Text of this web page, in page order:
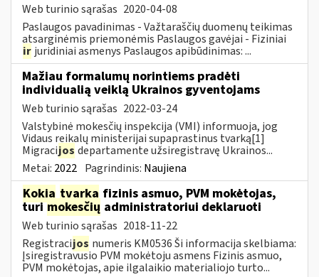
Web turinio sąrašas 2020-04-08
Paslaugos pavadinimas - Važtaraščių duomenų teikimas
atsarginėmis priemonėmis Paslaugos gavėjai - Fiziniai
ir juridiniai asmenys Paslaugos apibūdinimas: ...
Mažiau formalumų norintiems pradėti
individualią veiklą Ukrainos gyventojams
Web turinio sąrašas 2022-03-24
Valstybinė mokesčių inspekcija (VMI) informuoja, jog
Vidaus reikalų ministerijai supaprastinus tvarką[1]
Migracijos departamente užsiregistravę Ukrainos...
Metai: 2022 Pagrindinis: Naujiena
Kokia tvarka fizinis asmuo, PVM mokėtojas,
turimokesčių administratoriui deklaruoti
Web turinio sąrašas 2018-11-22
Registracijos numeris KM0536 Ši informacija skelbiama:
Įsiregistravusio PVM mokėtoju asmens Fizinis asmuo,
PVM mokėtojas, apie ilgalaikio materialiojo turto...